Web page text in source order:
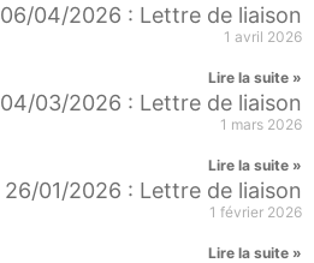
06/04/2026 : Lettre de liaison
1 avril 2026
Lire la suite »
04/03/2026 : Lettre de liaison
1 mars 2026
Lire la suite »
26/01/2026 : Lettre de liaison
1 février 2026
Lire la suite »